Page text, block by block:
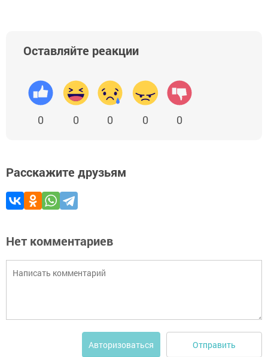
Оставляйте реакции
0 0 0 0 0
Расскажите друзьям
Нет комментариев
Авторизоваться Отправить